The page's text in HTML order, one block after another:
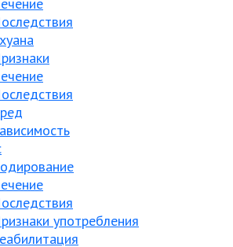
употребления